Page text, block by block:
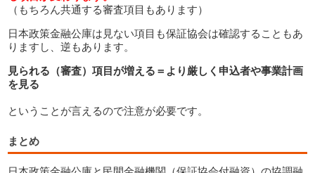
（もちろん共通する審査項目もあります）
日本政策金融公庫は見ない項目も保証協会は確認することもあ
りますし、逆もあります。
見られる（審査）項目が増える＝より厳しく申込者や事業計画
を見る
ということが言えるので注意が必要です。
まとめ